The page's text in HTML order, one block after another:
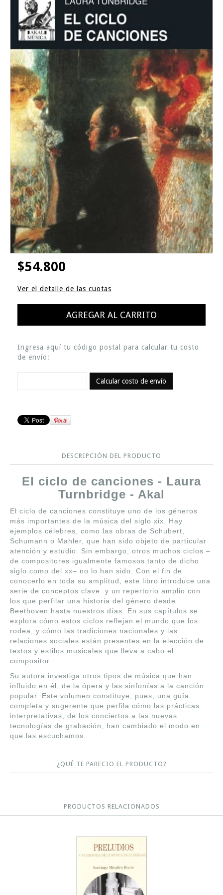
$54.800
Ver el detalle de las cuotas
Ingresa aquí tu código postal para calcular tu costo
de envío:
Calcular costo de envío
DESCRIPCIÓN DEL PRODUCTO
El ciclo de canciones - Laura
Turnbridge - Akal
El ciclo de canciones constituye uno de los géneros
más importantes de la música del siglo xix. Hay
ejemplos célebres, como las obras de Schubert,
Schumann o Mahler, que han sido objeto de particular
atención y estudio. Sin embargo, otros muchos ciclos –
de compositores igualmente famosos tanto de dicho
siglo como del xx– no lo han sido. Con el fin de
conocerlo en toda su amplitud, este libro introduce una
serie de conceptos clave y un repertorio amplio con
los que perfilar una historia del género desde
Beethoven hasta nuestros días. En sus capítulos se
explora cómo estos ciclos reflejan el mundo que los
rodea, y cómo las tradiciones nacionales y las
relaciones sociales están presentes en la elección de
textos y estilos musicales que lleva a cabo el
compositor.
Su autora investiga otros tipos de música que han
influido en él, de la ópera y las sinfonías a la canción
popular. Este volumen constituye, pues, una guía
completa y sugerente que perfila cómo las prácticas
interpretativas, de los conciertos a las nuevas
tecnologías de grabación, han cambiado el modo en
que las escuchamos.
¿QUÉ TE PARECIO EL PRODUCTO?
PRODUCTOS RELACIONADOS